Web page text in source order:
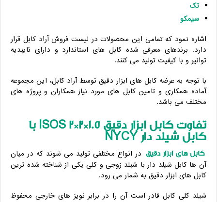
تک
سیمکو
اشاره نمود که تمامی این محصولات در لیست فروش آراد کابل قرار
دارد. برندهای معرفی شده کابل های استاندارد و دارای تاییدیه
توانیر و با کیفیت تولید می کنند.
با توجه به عرضه کابل های ابزار دقیق توسط آراد کابل، این مجموعه
آماده همکاری و تامین کابل های مورد نیاز همکاران و پروژه های
مختلف می باشد.
تفاوت کابل ابزار دقیق 1.5 *
2*2
ISOSبا
کابل شیلد دارNYCY
کابل های ابزار دقیق در انواع مختلفی تولید می شوند که در میان
آن ها کابل شیلد دار با شیلد زوجی و کلی یکی از شناخته شده ترین
کابل های ابزار دقیق به شمار می رود.
شیلد کلی کابل قادر است آن را در برابر نویز های خارجی محفوظ